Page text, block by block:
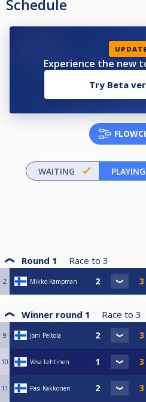
Schedule
Experience the new
Try Beta
WAITING PLAYING
Round 1 Race to 3
2 Mikko Kampman
Winner round 1 Race to 3
9 Joni Peltola
10 Vesa Lehtinen
11 Pasi Kakkonen